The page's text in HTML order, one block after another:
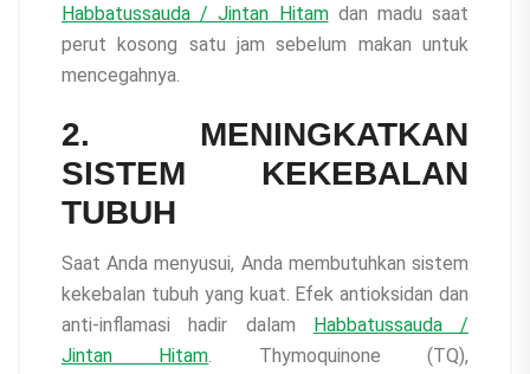
Habbatussauda / Jintan Hitamdan madu saat
perut kosong satu jam sebelum makan untuk
mencegahnya.
2. MENINGKATKAN
SISTEM KEKEBALAN
TUBUH
Saat Anda menyusui, Anda membutuhkan sistem
kekebalan tubuh yang kuat. Efek antioksidan dan
anti-inflamasi hadir dalam Habbatussauda /
Jintan Hitam . Thymoquinone (TQ),